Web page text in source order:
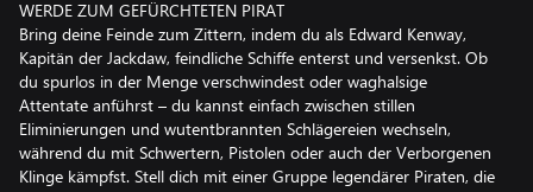
WERDE ZUM GEFÜRCHTETEN PIRAT
Bring deine Feinde zum Zittern, indem du als Edward Kenway,
Kapitän der Jackdaw, feindliche Schiffe enterst und versenkst. Ob
du spurlos in der Menge verschwindest oder waghalsige
Attentate anführst – du kannst einfach zwischen stillen
Eliminierungen und wutentbrannten Schlägereien wechseln,
während du mit Schwertern, Pistolen oder auch der Verborgenen
Klinge kämpfst. Stell dich mit einer Gruppe legendärer Piraten, die